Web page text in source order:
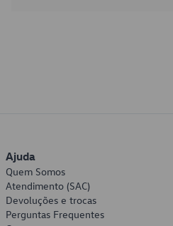
Ajuda
Quem Somos
Atendimento (SAC)
Devoluções e trocas
Perguntas Frequentes